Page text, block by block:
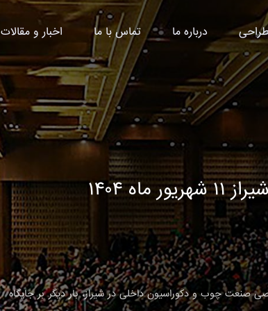
درباره ما تماس با ما اخبار و مقالات
۱۴۰۴
با برگزاری همایش تخصصی صنعت چوب و دکوراسیون داخلی در شیراز، بار دیگر بر جایگاه